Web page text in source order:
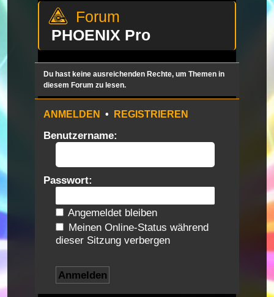
PHOENIX Pro
Du hast keine ausreichenden Rechte, um Themen in
diesem Forum zu lesen.
ANMELDEN • REGISTRIEREN
Benutzername:
Passwort:
Angemeldet bleiben
Meinen Online-Status während
dieser Sitzung verbergen